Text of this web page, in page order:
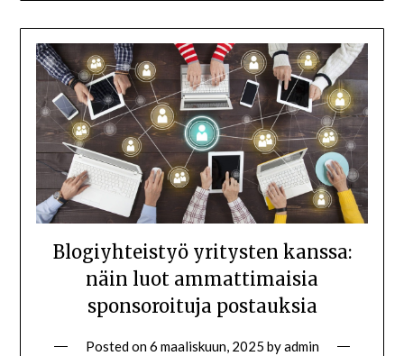
Blogiyhteistyö yritysten kanssa:
näin luot ammattimaisia
sponsoroituja postauksia
Posted on6 maaliskuun, 2025 byadmin